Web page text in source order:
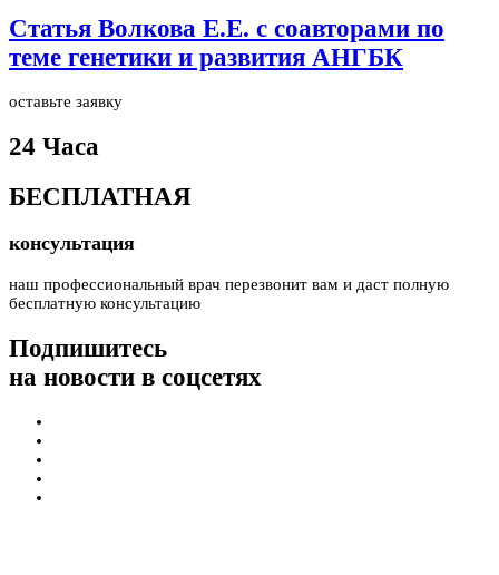
Статья Волкова Е.Е. с соавторами по
теме генетики и развития АНГБК
оставьте заявку
24 Часа
БЕСПЛАТНАЯ
консультация
наш профессиональный врач перезвонит вам и даст полную
бесплатную консультацию
Подпишитесь
на новости в соцсетях